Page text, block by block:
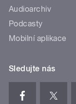
Audioarchiv
Podcasty
Mobilní aplikace
Sledujte nás